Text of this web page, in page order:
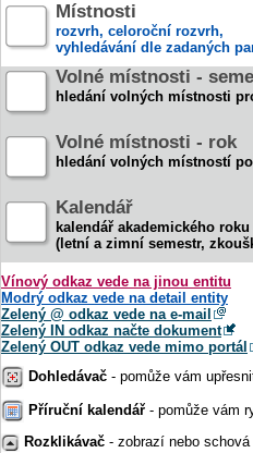
Místnosti
rozvrh, celoroční rozvrh,
vyhledávání dle zadaných
Volné místnosti -
hledání volných místnosti
Volné místnosti - rok
hledání volných místností
Kalendář
kalendář akademického roku
(letní a zimní semestr,
Vínový odkaz vede na jinou entitu
Modrý odkaz vede na detail entity
Zelený @ odkaz vede na e-mail
Zelený IN odkaz načte dokument
Zelený OUT odkaz vede mimo portál
Dohledávač - pomůže vám
Příruční kalendář - pomůže vám
Rozklikávač - zobrazí nebo